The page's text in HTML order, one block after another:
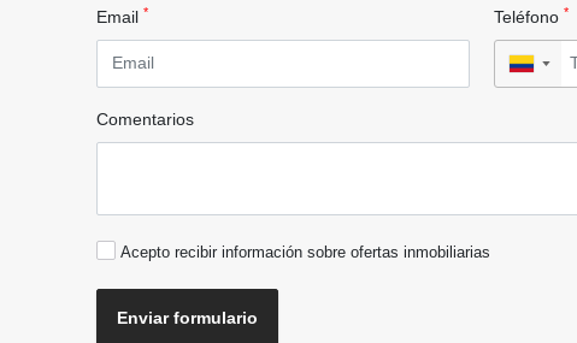
Email * Teléfono *
▼
Comentarios
Acepto recibir información sobre ofertas inmobiliarias
Enviar formulario